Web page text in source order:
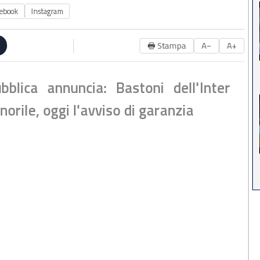
Instagram
🖶 Stampa A− A+
annuncia: Bastoni dell'Inter
oggi l'avviso di garanzia